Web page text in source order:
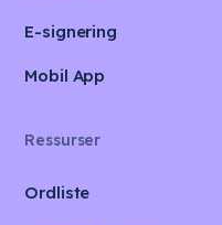
E-signering
Mobil App
Ressurser
Ordliste